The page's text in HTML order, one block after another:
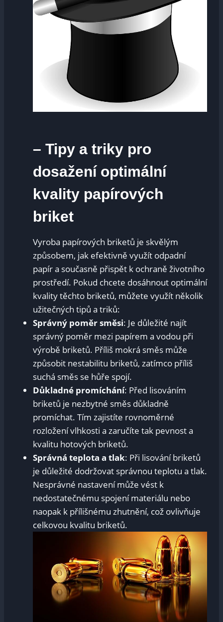
– Tipy a triky pro
dosažení optimální
kvality papírových
briket
Vyroba papírových briketů je skvělým
způsobem, ​jak efektivně využít odpadní
papír a současně přispět k‌ ochraně životního
prostředí. Pokud chcete dosáhnout optimální
kvality‌ těchto briketů, můžete využít několik
užitečných tipů a triků:
Správný poměr směsi: Je důležité najít
správný poměr mezi papírem a vodou ⁣při
výrobě briketů. Příliš ⁣mokrá směs může
způsobit nestabilitu briketů, zatímco příliš
suchá směs se hůře spojí.
Důkladné promíchání: Před lisováním
briketů je nezbytné směs důkladně
promíchat. Tím zajistíte rovnoměrné‌
rozložení vlhkosti a ⁣zaručíte tak pevnost a
kvalitu hotových briketů.
Správná teplota a tlak: Při lisování briketů
je důležité dodržovat správnou teplotu a tlak.
⁢Nesprávné nastavení může vést k
nedostatečnému spojení materiálu​ nebo
naopak k přílišnému zhutnění, což ovlivňuje
celkovou kvalitu briketů.